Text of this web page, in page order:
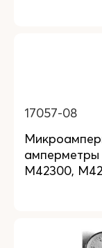
17057-08
амперметры
М42300,